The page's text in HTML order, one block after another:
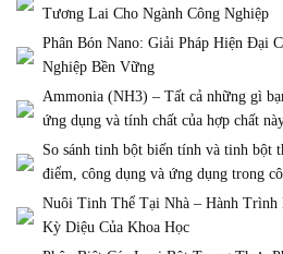
Tương Lai Cho Ngành Công Nghiệp
Phân Bón Nano: Giải Pháp Hiện Đại
Nghiệp Bền Vững
Ammonia (NH3) – Tất cả những gì
ứng dụng và tính chất của hợp chất
So sánh tinh bột biến tính và tinh bột
điểm, công dụng và ứng dụng trong
Nuôi Tinh Thể Tại Nhà – Hành Trình
Kỳ Diệu Của Khoa Học